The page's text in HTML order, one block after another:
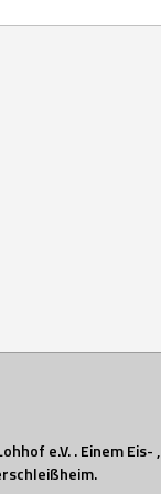
e.V. . Einem Eis- ,